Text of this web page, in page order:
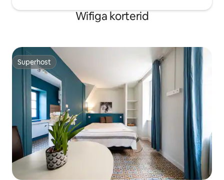
Wifiga korterid
Superhost
Superhost